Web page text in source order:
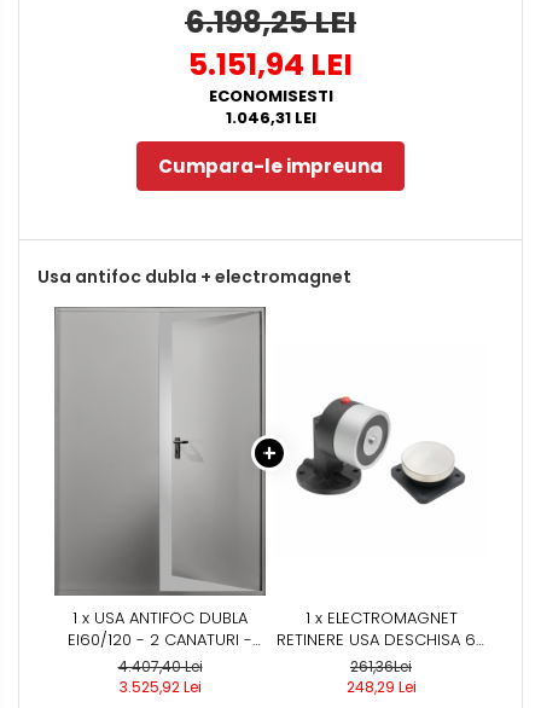
6.198,25 LEI
5.151,94 LEI
ECONOMISESTI
1.046,31 LEI
Cumpara-le impreuna
Usa antifoc dubla + electromagnet
1 x USA ANTIFOC DUBLA
EI60/120 - 2 CANATURI -
REZISTENTA LA FOC 60 /120
MIN - MONTAJ INTERIOR
4.407,40 Lei
3.525,92 Lei
1 x ELECTROMAGNET
RETINERE USA DESCHISA 65
KG
261,36Lei
248,29 Lei